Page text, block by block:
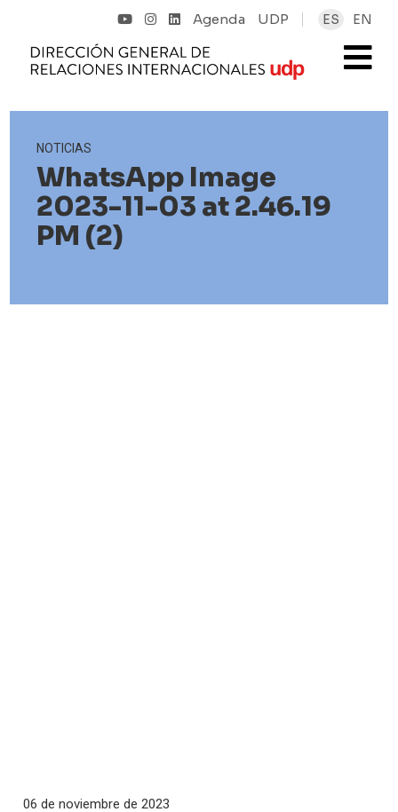
Agenda UDP ES EN
NOTICIAS
WhatsApp Image
2023-11-03 at 2.46.19
PM (2)
06 de noviembre de 2023